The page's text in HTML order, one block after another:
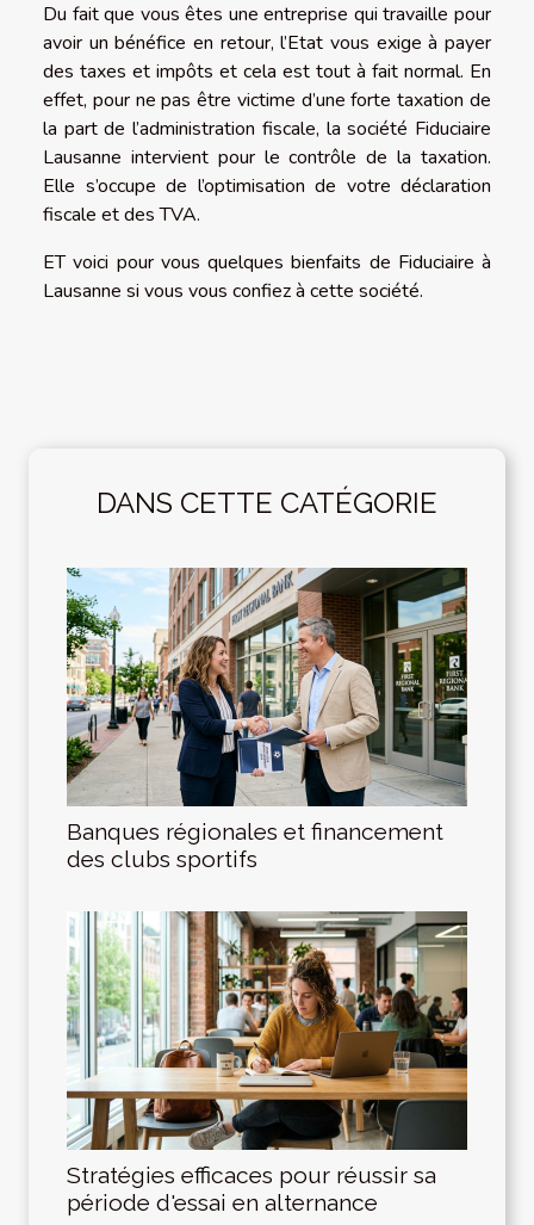
Du fait que vous êtes une entreprise qui travaille pour
avoir un bénéfice en retour, l’Etat vous exige à payer
des taxes et impôts et cela est tout à fait normal. En
effet, pour ne pas être victime d’une forte taxation de
la part de l’administration fiscale, la société Fiduciaire
Lausanne intervient pour le contrôle de la taxation.
Elle s’occupe de l’optimisation de votre déclaration
fiscale et des TVA.
ET voici pour vous quelques bienfaits de Fiduciaire à
Lausanne si vous vous confiez à cette société.
DANS CETTE CATÉGORIE
Banques régionales et financement
des clubs sportifs
Stratégies efficaces pour réussir sa
période d'essai en alternance